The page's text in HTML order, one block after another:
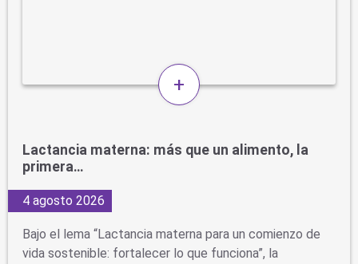
+
Lactancia materna: más que un alimento, la
primera…
4 agosto 2026
Bajo el lema “Lactancia materna para un comienzo de
vida sostenible: fortalecer lo que funciona”, la